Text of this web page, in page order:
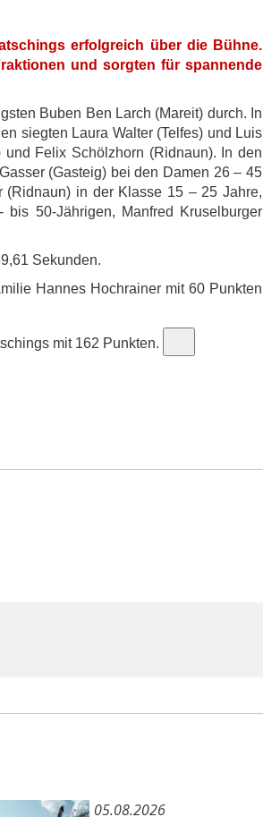
erfolgreich über die Bühne.
und sorgten für spannende
Buben Ben Larch (Mareit) durch. In
siegten Laura Walter (Telfes) und Luis
Felix Schölzhorn (Ridnaun). In den
(Gasteig) bei den Damen 26 – 45
in der Klasse 15 – 25 Jahre,
50-Jährigen, Manfred Kruselburger
Sekunden.
Hannes Hochrainer mit 60 Punkten
mit 162 Punkten.
05.08.2026